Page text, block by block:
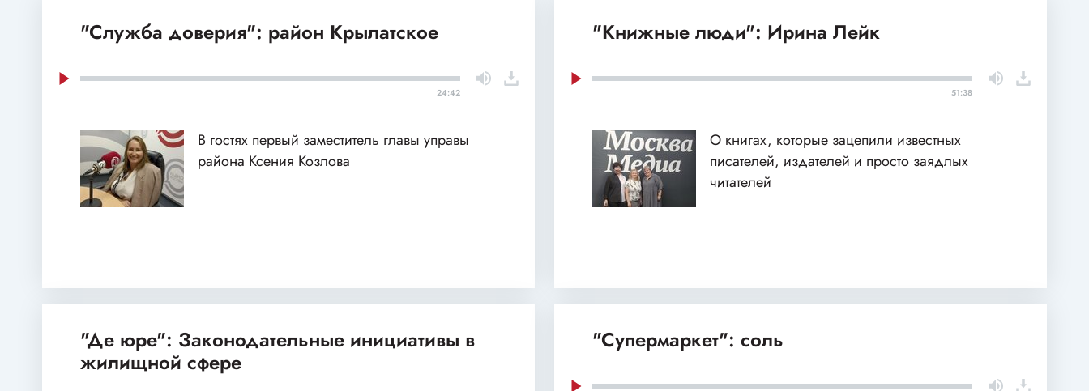
"Служба доверия": район Крылатское
24:42
В гостях первый заместитель главы управы
района Ксения Козлова
"Книжные люди": Ирина Лейк
51:38
О книгах, которые зацепили известных
писателей, издателей и просто заядлых
читателей
"Де юре": Законодательные инициативы в
жилищной сфере
"Супермаркет": соль